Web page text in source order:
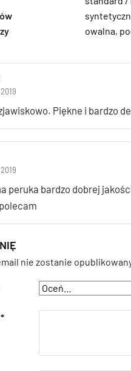
owalna,
Piękne i bardzo
peruka bardzo dobrej
nie zostanie
*